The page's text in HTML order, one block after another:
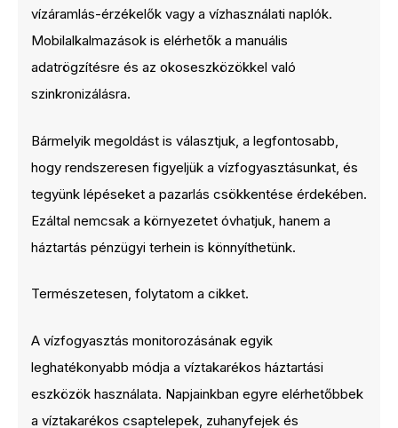
vízáramlás-érzékelők vagy a vízhasználati naplók.
Mobilalkalmazások is elérhetők a manuális
adatrögzítésre és az okoseszközökkel való
szinkronizálásra.
Bármelyik megoldást is választjuk, a legfontosabb,
hogy rendszeresen figyeljük a vízfogyasztásunkat, és
tegyünk lépéseket a pazarlás csökkentése érdekében.
Ezáltal nemcsak a környezetet óvhatjuk, hanem a
háztartás pénzügyi terhein is könnyíthetünk.
Természetesen, folytatom a cikket.
A vízfogyasztás monitorozásának egyik
leghatékonyabb módja a víztakarékos háztartási
eszközök használata. Napjainkban egyre elérhetőbbek
a víztakarékos csaptelepek, zuhanyfejek és